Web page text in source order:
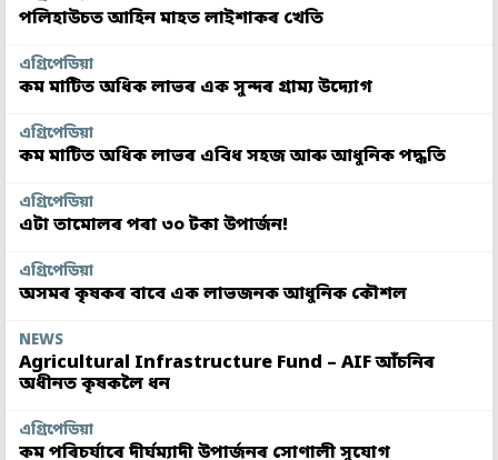
পলিহাউচত আহিন মাহত লাইশাকৰ খেতি
এগ্ৰিপেডিয়া
কম মাটিত অধিক লাভৰ এক সুন্দৰ গ্ৰাম্য উদ্যোগ
এগ্ৰিপেডিয়া
কম মাটিত অধিক লাভৰ এবিধ সহজ আৰু আধুনিক পদ্ধতি
এগ্ৰিপেডিয়া
এটা তামোলৰ পৰা ৩০ টকা উপাৰ্জন!
এগ্ৰিপেডিয়া
অসমৰ কৃষকৰ বাবে এক লাভজনক আধুনিক কৌশল
NEWS
Agricultural Infrastructure Fund – AIF আঁচনিৰ
অধীনত কৃষকলৈ ধন
এগ্ৰিপেডিয়া
কম পৰিচৰ্যাৰে দীৰ্ঘম্যাদী উপাৰ্জনৰ সোণালী সুযোগ